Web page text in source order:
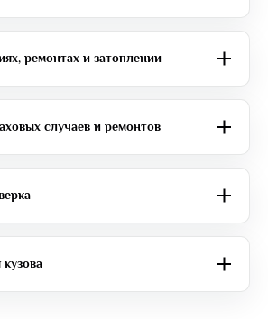
ремонтах и затоплении
случаев и ремонтов